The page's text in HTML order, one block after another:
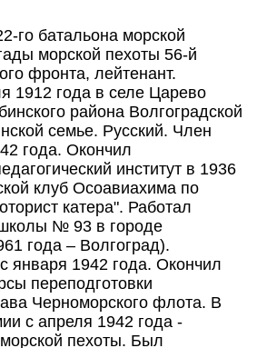
го батальона морской
морской пехоты 56-й
фронта, лейтенант.
1912 года в селе Царево
района Волгоградской
семье. Русский. Член
года. Окончил
институт в 1936
клуб Осоавиахима по
катера". Работал
№ 93 в городе
года – Волгоград).
января 1942 года. Окончил
переподготовки
Черноморского флота. В
с апреля 1942 года -
пехоты. Был